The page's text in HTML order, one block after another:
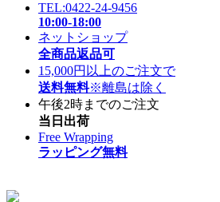
TEL:0422-24-9456
10:00-18:00
ネットショップ
全商品返品可
15,000円以上のご注文で
送料無料※離島は除く
午後2時までのご注文
当日出荷
Free Wrapping
ラッピング無料